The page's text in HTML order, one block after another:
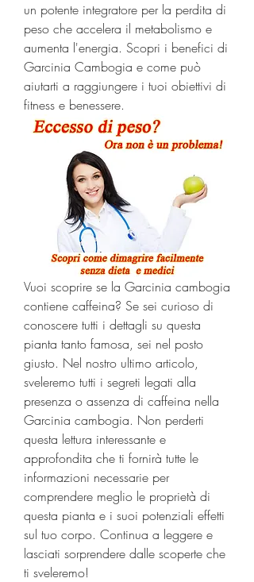
un potente integratore per la perdita di
peso che accelera il metabolismo e
aumenta l'energia. Scopri i benefici di
Garcinia Cambogia e come può
aiutarti a raggiungere i tuoi obiettivi di
fitness e benessere.
Vuoi scoprire se la Garcinia cambogia
contiene caffeina? Se sei curioso di
conoscere tutti i dettagli su questa
pianta tanto famosa, sei nel posto
giusto. Nel nostro ultimo articolo,
sveleremo tutti i segreti legati alla
presenza o assenza di caffeina nella
Garcinia cambogia. Non perderti
questa lettura interessante e
approfondita che ti fornirà tutte le
informazioni necessarie per
comprendere meglio le proprietà di
questa pianta e i suoi potenziali effetti
sul tuo corpo. Continua a leggere e
lasciati sorprendere dalle scoperte che
ti sveleremo!